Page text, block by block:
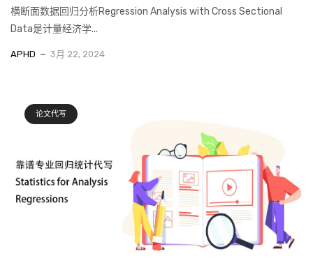
横断面数据回归分析Regression Analysis with Cross Sectional
Data是计量经济学...
APHD 3月 22, 2024
论文代写